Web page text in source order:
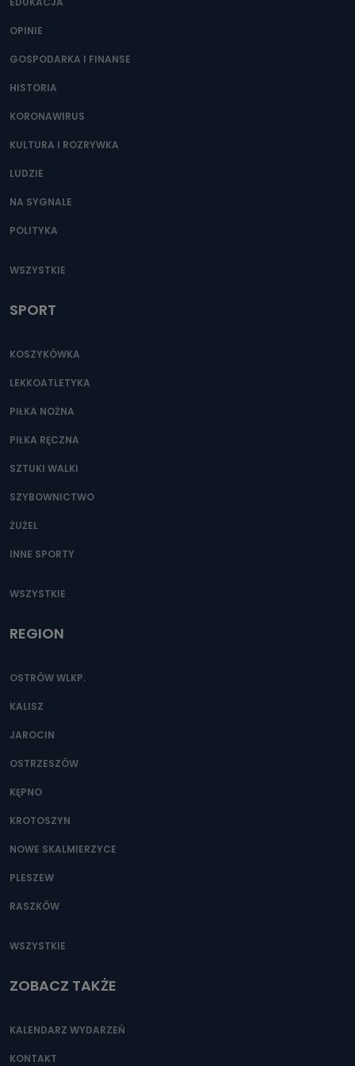
ograniczenia ich przetwarzania oraz prawo wniesienia
przechowywane?
Do czasu wycofania zgody lub, jeśli dane będą
administratora – do momentu wniesienia sprzeciwu.
Jakie dane osobowe przetwarzamy?
Przetwarzane kategorie Państwa danych osobowych to
które zostały zebrane ze źródeł publicznie dostępnych, w
danych osobowych są pracownicy i współpracownicy
oraz partnerzy wspomagający administratora w jego
Jak skontaktować się z inspektorem
OPINIE
GOSPODARKA I FINANSE
HISTORIA
KORONAWIRUS
KULTURA I ROZRYWKA
LUDZIE
NA SYGNALE
POLITYKA
WSZYSTKIE
SPORT
KOSZYKÓWKA
LEKKOATLETYKA
PIŁKA NOŻNA
PIŁKA RĘCZNA
SZTUKI WALKI
SZYBOWNICTWO
ŻUŻEL
INNE SPORTY
WSZYSTKIE
REGION
OSTRÓW WLKP.
KALISZ
JAROCIN
OSTRZESZÓW
KĘPNO
KROTOSZYN
NOWE SKALMIERZYCE
PLESZEW
RASZKÓW
WSZYSTKIE
ZOBACZ TAKŻE
KALENDARZ WYDARZEŃ
KONTAKT